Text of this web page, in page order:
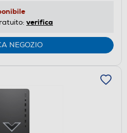
verifica
NEGOZIO